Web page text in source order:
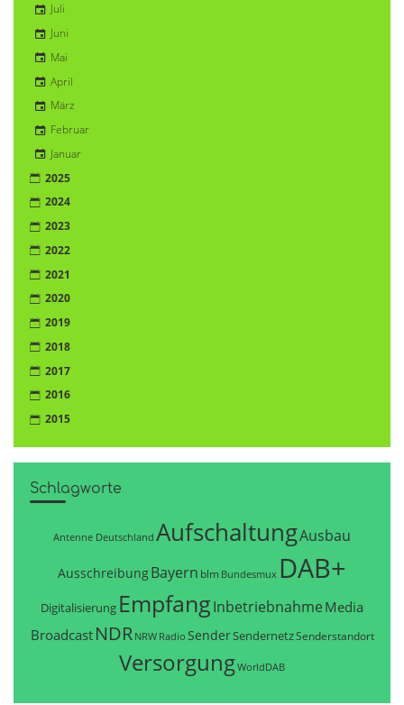
Juli
Juni
Mai
April
März
Februar
Januar
2025
2024
2023
2022
2021
2020
2019
2018
2017
2016
2015
Schlagworte
Antenne Deutschland AufschaltungAusbau
AusschreibungBayern blm Bundesmux DAB+
Digitalisierung EmpfangInbetriebnahme Media
Broadcast NDR NRW Radio SenderSendernetzSenderstandort
VersorgungWorldDAB